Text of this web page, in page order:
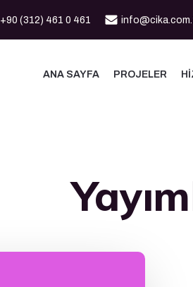
+90 (312) 461 0 461
ANA SAYFA PROJELER